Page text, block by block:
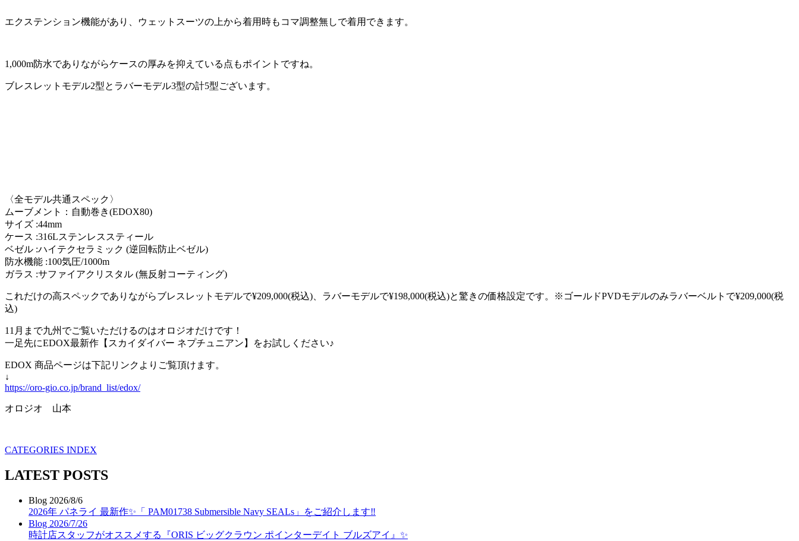
エクステンション機能があり、ウェットスーツの上から着用時もコマ調整無しで着用できます。
1,000m防水でありながらケースの厚みを抑えている点もポイントですね。
ブレスレットモデル2型とラバーモデル3型の計5型ございます。
〈全モデル共通スペック〉
ムーブメント：自動巻き(EDOX80)
サイズ :44mm
ケース :316Lステンレススティール
ベゼル :ハイテクセラミック (逆回転防止ベゼル)
防水機能 :100気圧/1000m
ガラス :サファイアクリスタル (無反射コーティング)
これだけの高スペックでありながらブレスレットモデルで¥209,000(税込)、ラバーモデルで¥198,000(税込)と驚きの価格設定です。※ゴールドPVDモデルのみラバーベルトで¥209,000(税
込)
11月まで九州でご覧いただけるのはオロジオだけです！
一足先にEDOX最新作【スカイダイバー ネプチュニアン】をお試しください♪
EDOX 商品ページは下記リンクよりご覧頂けます。
↓
https://oro-gio.co.jp/brand_list/edox/
オロジオ 山本
CATEGORIES INDEX
LATEST POSTS
Blog 2026/8/6
2026年 パネライ 最新作✨「 PAM01738 Submersible Navy SEALs」をご紹介します‼️
Blog 2026/7/26
時計店スタッフがオススメする『ORIS ビッグクラウン ポインターデイト ブルズアイ』✨